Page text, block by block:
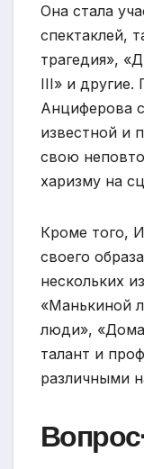
Она стала
спектаклей,
трагедия»,
III» и другие.
Анциферова
известной и
свою
харизму на
Кроме того,
своего
нескольких
«Манькиной
люди»,
талант и
различными